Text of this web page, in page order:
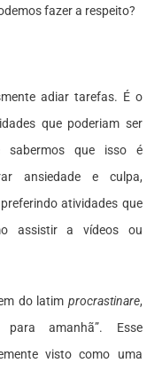
fazer a respeito?
adiar tarefas. É o
que poderiam ser
sabermos que isso é
ansiedade e culpa,
atividades que
assistir a vídeos ou
do latim procrastinare,
amanhã”. Esse
visto como uma